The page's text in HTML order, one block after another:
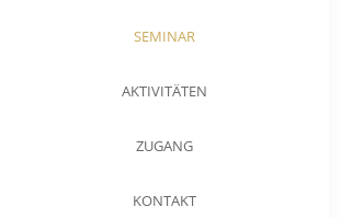
SEMINAR
AKTIVITÄTEN
ZUGANG
KONTAKT